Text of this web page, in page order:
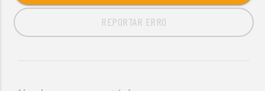
REPORTAR ERRO